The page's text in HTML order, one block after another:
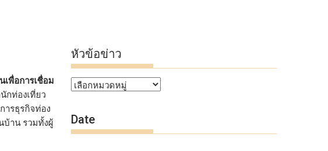
พื่อการเชื่อม
กท่องเที่ยว
ารธุรกิจท่อง
บ้าน รวมทั้งผู้
หัวข้อข่าว
หัวข้อ
Date